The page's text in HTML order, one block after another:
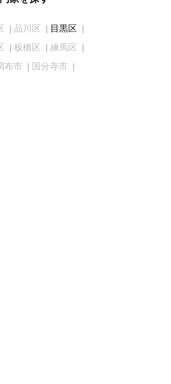
品川区
目黒区
板橋区
練馬区
布市
国分寺市